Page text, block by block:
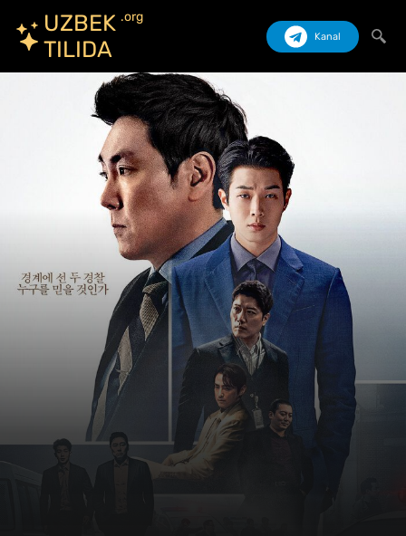
UZBEK
TILIDA
.org
Kanal